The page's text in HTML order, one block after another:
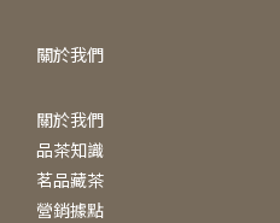
關於我們
關於我們
品茶知識
茗品藏茶
營銷據點